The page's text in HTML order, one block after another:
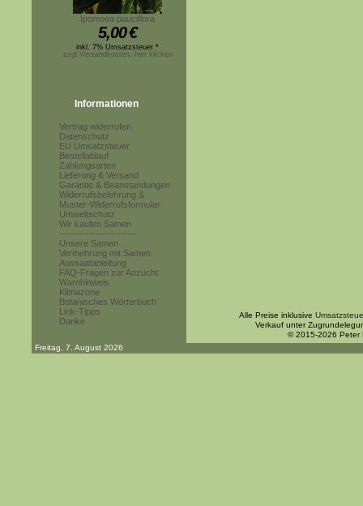
Ipomoea pauciflora
5,00€
inkl. 7% Umsatzsteuer *
zzgl.Versandkosten, hier klicken
Informationen
Vertrag widerrufen
Datenschutz
EU Umsatzsteuer
Bestellablauf
Zahlungsarten
Lieferung & Versand
Garantie & Beanstandungen
Widerrufsbelehrung &
Muster-Widerrufsformular
Umweltschutz
Wir kaufen Samen
------------------------
Unsere Samen
Vermehrung mit Samen
Aussaatanleitung
FAQ-Fragen zur Anzucht
Warnhinweis
Klimazone
Botanisches Wörterbuch
Link-Tipps
Danke
Alle Preise inklusive
Verkauf unter
© 2015-2026 Peter
Freitag, 7. August 2026